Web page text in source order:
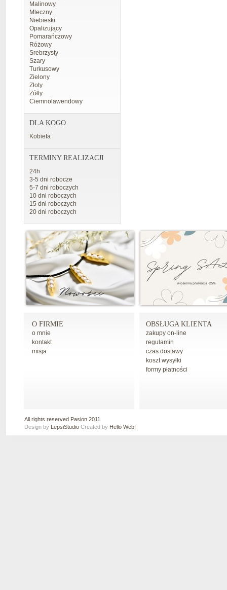
Malinowy
Mleczny
Niebieski
Opalizujący
Pomarańczowy
Różowy
Srebrzysty
Szary
Turkusowy
Zielony
Złoty
Żółty
Ciemnolawendowy
DLA KOGO
Kobieta
TERMINY REALIZACJI
24h
3-5 dni robocze
5-7 dni roboczych
10 dni roboczych
15 dni roboczych
20 dni roboczych
O FIRMIE
o mnie
kontakt
misja
OBSŁUGA KLIENTA
zakupy on-line
regulamin
czas dostawy
koszt wysyłki
formy płatności
All rights reserved Pasion 2011
Design by LepsiStudio Created by Hello Web!